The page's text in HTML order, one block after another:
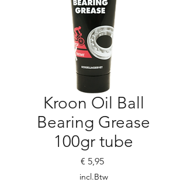
Kroon Oil Ball
Bearing Grease
100gr tube
€ 5,95Prijs
incl.Btw